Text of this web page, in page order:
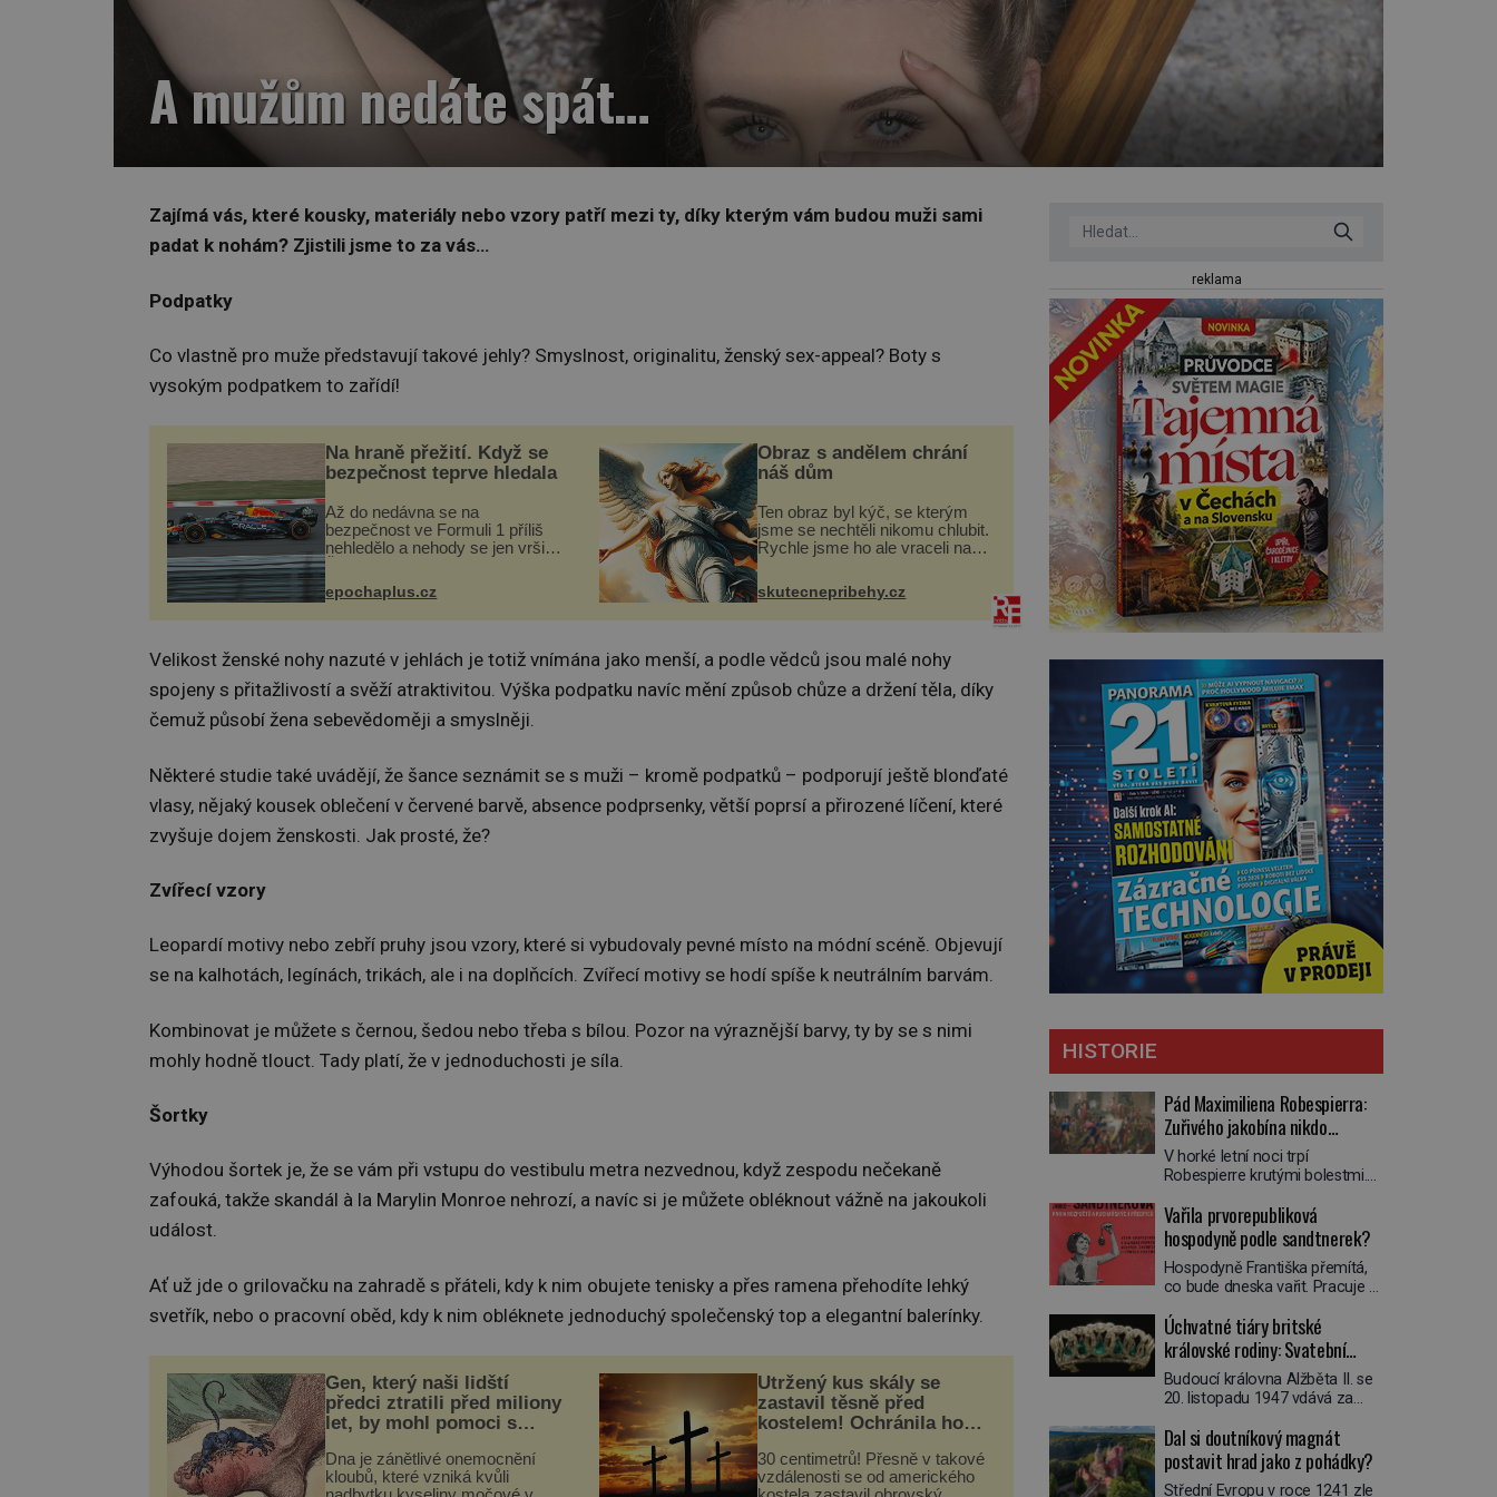
A mužům nedáte spát…
Zajímá vás, které kousky, materiály nebo vzory patří mezi ty, díky kterým vám budou muži sami
padat k nohám? Zjistili jsme to za vás…
Podpatky
Co vlastně pro muže představují takové jehly? Smyslnost, originalitu, ženský sex-appeal? Boty s
vysokým podpatkem to zařídí!
Na hraně přežití. Když se
bezpečnost teprve hledala
Až do nedávna se na
bezpečnost ve Formuli 1 příliš
nehledělo a nehody se jen vršily.
kůži, často s trvalými následky
nebo bohužel i ztrátou života.
Dnes nepochopiteln...
epochaplus.cz
Obraz s andělem chrání
náš dům
Ten obraz byl kýč, se kterým
jsme se nechtěli nikomu chlubit.
Rychle jsme ho ale vraceli na
Vaškem jsme si pořídili
chaloupku, takový domek na
severu Čech, kde jsme si
skutecnepribehy.cz
Velikost ženské nohy nazuté v jehlách je totiž vnímána jako menší, a podle vědců jsou malé nohy
spojeny s přitažlivostí a svěží atraktivitou. Výška podpatku navíc mění způsob chůze a držení těla, díky
čemuž působí žena sebevědoměji a smyslněji.
Některé studie také uvádějí, že šance seznámit se s muži – kromě podpatků – podporují ještě blonďaté
vlasy, nějaký kousek oblečení v červené barvě, absence podprsenky, větší poprsí a přirozené líčení, které
zvyšuje dojem ženskosti. Jak prosté, že?
Zvířecí vzory
Leopardí motivy nebo zebří pruhy jsou vzory, které si vybudovaly pevné místo na módní scéně. Objevují
se na kalhotách, legínách, trikách, ale i na doplňcích. Zvířecí motivy se hodí spíše k neutrálním barvám.
Kombinovat je můžete s černou, šedou nebo třeba s bílou. Pozor na výraznější barvy, ty by se s nimi
mohly hodně tlouct. Tady platí, že v jednoduchosti je síla.
Šortky
Výhodou šortek je, že se vám při vstupu do vestibulu metra nezvednou, když zespodu nečekaně
zafouká, takže skandál à la Marylin Monroe nehrozí, a navíc si je můžete obléknout vážně na jakoukoli
událost.
Ať už jde o grilovačku na zahradě s přáteli, kdy k nim obujete tenisky a přes ramena přehodíte lehký
svetřík, nebo o pracovní oběd, kdy k nim obléknete jednoduchý společenský top a elegantní balerínky.
Gen, který naši lidští
předci ztratili před miliony
let, by mohl pomoci s
Dna je zánětlivé onemocnění
kloubů, které vzniká kvůli
Utržený kus skály se
zastavil těsně před
kostelem! Ochránila ho
30 centimetrů! Přesně v takové
vzdálenosti se od amerického
reklama
HISTORIE
Pád Maximiliena Robespierra:
Zuřivého jakobína nikdo
nelitoval?
V horké letní noci trpí
Robespierre krutými bolestmi.
víří kolotoč myšlenek. Když se
probere z mdlob, vzpomene si
na jednu z pařížských
jasnovidek, kterou před lety
navštívil. Prorokovala mu
vysmál. „Robespierre to
dotáhne hodně daleko,“
prohlásil o něm jiný významný
francouzský revolucionář,
Honoré de Mirabeau […]
Vařila prvorepubliková
hospodyně podle sandtnerek?
Hospodyně Františka přemítá,
co bude dneska vařit. Pracuje v
mlsný jazýček. Zalistuje proto
rychle v jedné ze „sandtnerek“.
„Zaplaťpánbůh, že už
nemusíme chodit s lístky,“
povzdechne si směrem ke
ruce. Ještě v prvních letech
nové republiky fungoval kvůli
nedostatku zboží přídělový
Úchvatné tiáry britské
královské rodiny: Svatební
klenot Alžbětě II. praskl
Budoucí královna Alžběta II. se
20. listopadu 1947 vdává za
Mountbattena. Aby měla na
obřad ve Westminsteru podle
tradice „něco vypůjčeného“, její
Dal si doutníkový magnát
postavit hrad jako z pohádky?
Střední Evropu v roce 1241 zle